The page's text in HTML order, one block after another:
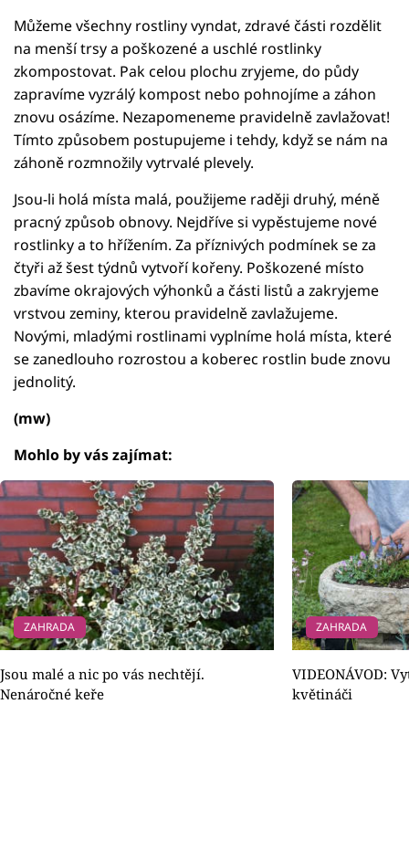
Můžeme všechny rostliny vyndat, zdravé části rozdělit
na menší trsy a poškozené a uschlé rostlinky
zkompostovat. Pak celou plochu zryjeme, do půdy
zapravíme vyzrálý kompost nebo pohnojíme a záhon
znovu osázíme. Nezapomeneme pravidelně zavlažovat!
Tímto způsobem postupujeme i tehdy, když se nám na
záhoně rozmnožily vytrvalé plevely.
Jsou-li holá místa malá, použijeme raději druhý, méně
pracný způsob obnovy. Nejdříve si vypěstujeme nové
rostlinky a to hřížením. Za příznivých podmínek se za
čtyři až šest týdnů vytvoří kořeny. Poškozené místo
zbavíme okrajových výhonků a části listů a zakryjeme
vrstvou zeminy, kterou pravidelně zavlažujeme.
Novými, mladými rostlinami vyplníme holá místa, které
se zanedlouho rozrostou a koberec rostlin bude znovu
jednolitý.
(mw)
Mohlo by vás zajímat:
ZAHRADA
Jsou malé a nic po vás nechtějí.
Nenáročné keře
ZAHRADA
VIDEONÁVOD:
květináči